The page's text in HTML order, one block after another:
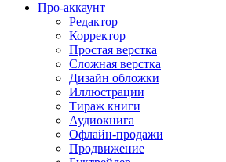
Про-аккаунт
Редактор
Корректор
Простая верстка
Сложная верстка
Дизайн обложки
Иллюстрации
Тираж книги
Аудиокнига
Офлайн-продажи
Продвижение